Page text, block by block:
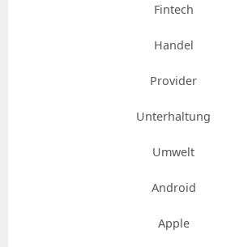
Fintech
Handel
Provider
Unterhaltung
Umwelt
Android
Apple